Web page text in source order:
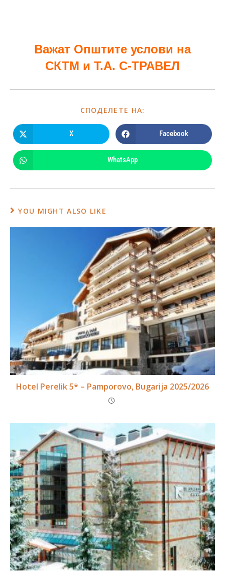
Важат Општите услови на
СКТМ и Т.А. С-ТРАВЕЛ
СПОДЕЛЕТЕ НА:
X Facebook
WhatsApp
YOU MIGHT ALSO LIKE
Hotel Perelik 5* – Pamporovo, Bugarija 2025/2026